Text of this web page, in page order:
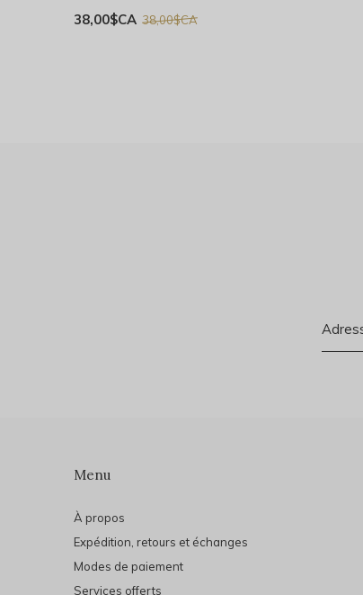
38,00$CA 38,00$CA
Menu
À propos
Expédition, retours et échanges
Modes de paiement
Services offerts